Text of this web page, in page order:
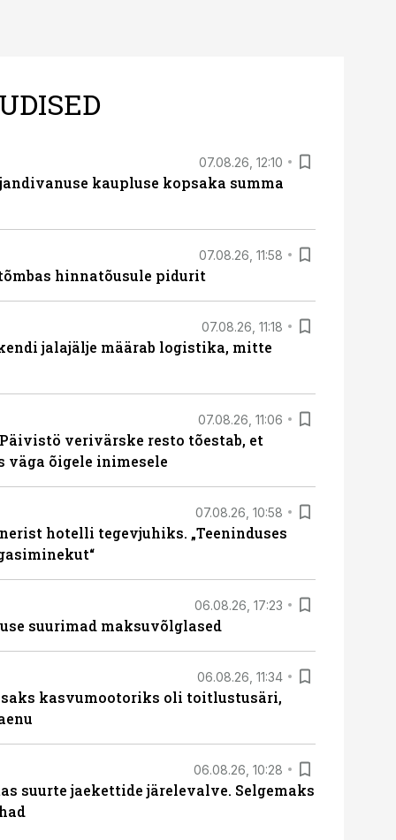
07.08.26, 12:10
kaupluse kopsaka summa
07.08.26, 11:58
hinnatõusule pidurit
07.08.26, 11:18
jalajälje määrab logistika, mitte
07.08.26, 11:06
verivärske resto tõestab, et
väga õigele inimesele
07.08.26, 10:58
hotelli tegevjuhiks. „Teeninduses
06.08.26, 17:23
suurimad maksuvõlglased
06.08.26, 11:34
kasvumootoriks oli toitlustusäri,
06.08.26, 10:28
suurte jaekettide järelevalve. Selgemaks